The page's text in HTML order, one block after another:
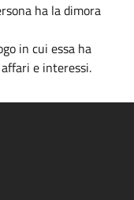
ha la dimora
in cui essa ha
e interessi.